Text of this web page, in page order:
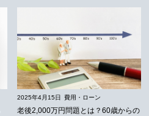
2025年4月15日 費用・ローン
老後2,000万円問題とは？60歳からの